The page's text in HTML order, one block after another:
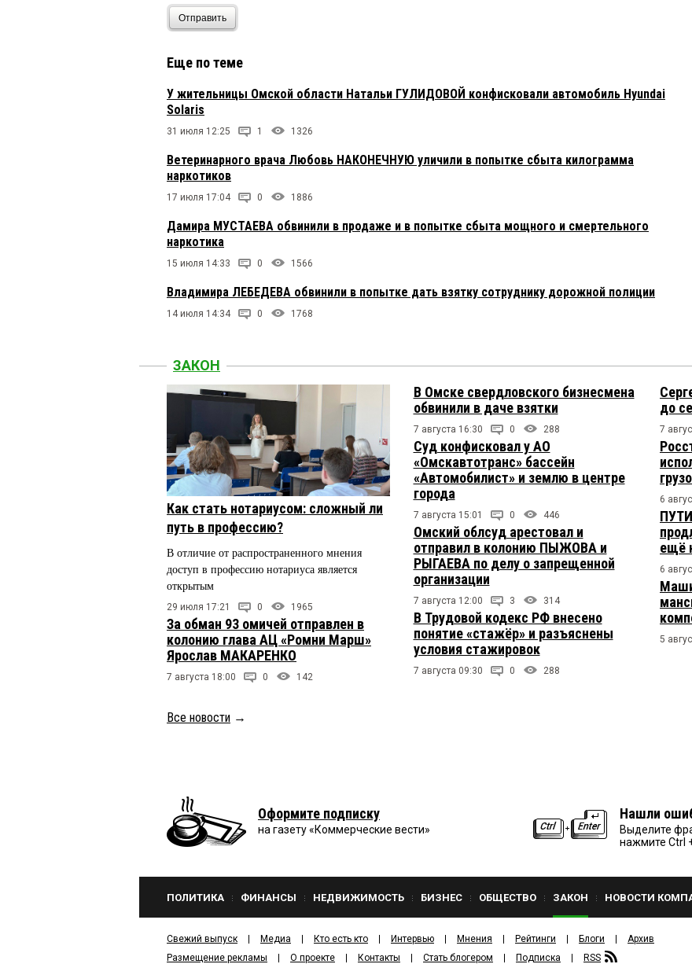
Отправить
Еще по теме
У жительницы Омской области Натальи ГУЛИДОВОЙ конфисковали автомобиль Hyundai
Solaris
31 июля 12:25 1 1326
Ветеринарного врача Любовь НАКОНЕЧНУЮ уличили в попытке сбыта килограмма
наркотиков
17 июля 17:04 0 1886
Дамира МУСТАЕВА обвинили в продаже и в попытке сбыта мощного и смертельного
наркотика
15 июля 14:33 0 1566
Владимира ЛЕБЕДЕВА обвинили в попытке дать взятку сотруднику дорожной полиции
14 июля 14:34 0 1768
ЗАКОН
Как стать нотариусом: сложный ли
путь в профессию?
В отличие от распространенного мнения
доступ в профессию нотариуса является
открытым
29 июля 17:21 0 1965
За обман 93 омичей отправлен в
колонию глава АЦ «Ромни Марш»
Ярослав МАКАРЕНКО
7 августа 18:00 0 142
В Омске свердловского бизнесмена
обвинили в даче взятки
7 августа 16:30 0 288
Суд конфисковал у АО
«Омскавтотранс» бассейн
«Автомобилист» и землю в центре
города
7 августа 15:01 0 446
Омский облсуд арестовал и
отправил в колонию ПЫЖОВА и
РЫГАЕВА по делу о запрещенной
организации
7 августа 12:00 3 314
В Трудовой кодекс РФ внесено
понятие «стажёр» и разъяснены
условия стажировок
7 августа 09:30 0 288
до
7
6
ещё
6
5
Все новости →
Оформите подписку
на газету «Коммерческие вести»
Нашли
Выделите
нажмите Ctrl
ПОЛИТИКА ФИНАНСЫ НЕДВИЖИМОСТЬ БИЗНЕС ОБЩЕСТВО ЗАКОН НОВОСТИ
Свежий выпуск Медиа Кто есть кто Интервью Мнения Рейтинги Блоги
Архив
Размещение рекламы
О проекте Контакты Стать блогером Подписка RSS